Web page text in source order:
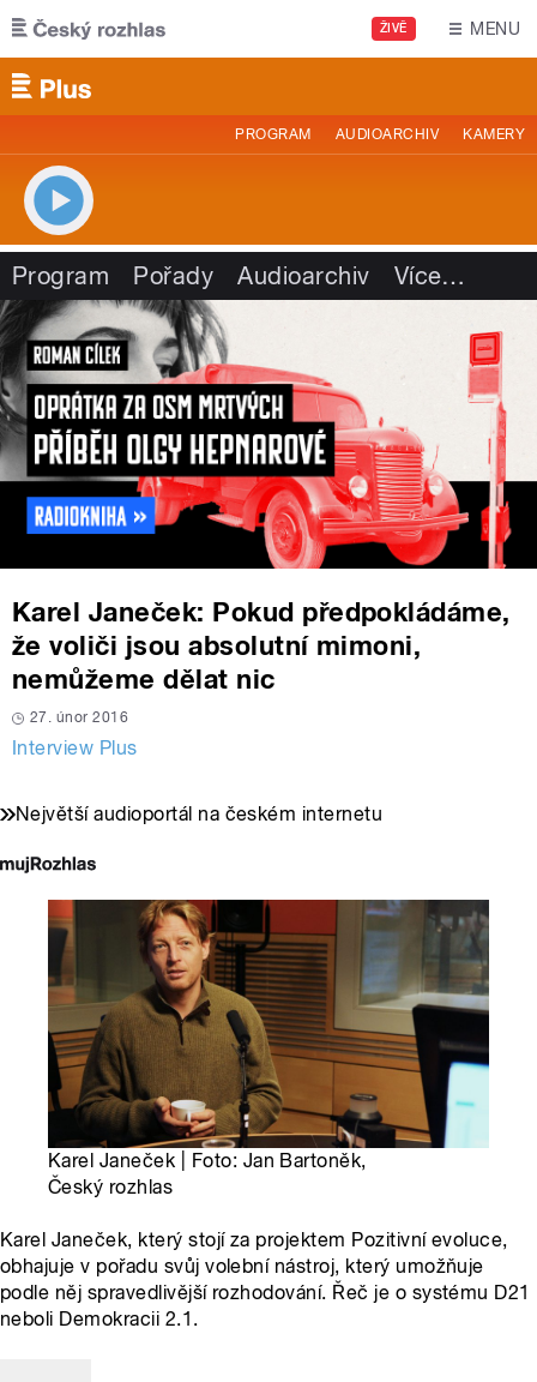
Přejít k hlavnímu obsahu
ŽIVĚ MENU
PROGRAM AUDIOARCHIV KAMERY
Program Pořady Audioarchiv Více…
Karel Janeček: Pokud předpokládáme,
že voliči jsou absolutní mimoni,
nemůžeme dělat nic
27. únor 2016
Interview Plus
Největší audioportál na českém internetu
Karel Janeček | Foto: Jan Bartoněk,
Český rozhlas
Karel Janeček, který stojí za projektem Pozitivní evoluce,
obhajuje v pořadu svůj volební nástroj, který umožňuje
podle něj spravedlivější rozhodování. Řeč je o systému D21
neboli Demokracii 2.1.